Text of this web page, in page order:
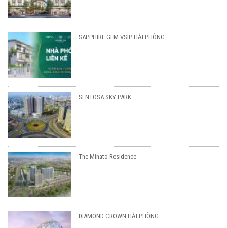
SAPPHIRE GEM VSIP HẢI PHÒNG
SENTOSA SKY PARK
The Minato Residence
DIAMOND CROWN HẢI PHÒNG